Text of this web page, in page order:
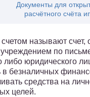
Документы для
расчётного счёта
называют
по
либо юридического
в безналичных
средства на
целей.